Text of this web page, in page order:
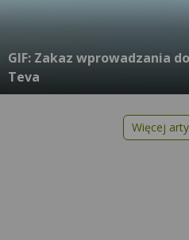
GIF: Zakaz wprowadzania
Teva
Więcej